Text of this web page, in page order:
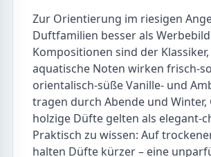
Zur Orientierung im riesigen
Duftfamilien besser als
Kompositionen sind der
aquatische Noten wirken frisch-
orientalisch-süße Vanille- und
tragen durch Abende und Winter,
holzige Düfte gelten als elegant-
Praktisch zu wissen: Auf
halten Düfte kürzer – eine